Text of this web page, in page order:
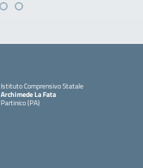
Istituto Comprensivo Statale
Archimede La Fata
Partinico (PA)